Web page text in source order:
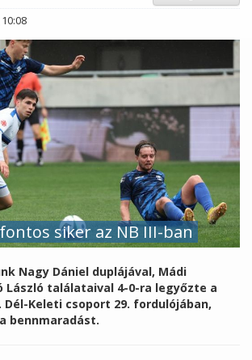
siker az NB III-ban
Nagy Dániel duplájával, Mádi
László találataival 4-0-ra legyőzte a
Dél-Keleti csoport 29. fordulójában,
bennmaradást.